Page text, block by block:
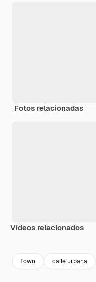
Fotos relacionadas
Vídeos relacionados
town calle urbana